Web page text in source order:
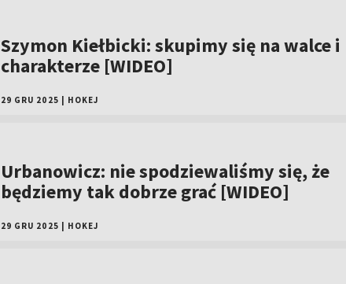
Szymon Kiełbicki: skupimy się na walce i
charakterze [WIDEO]
29 GRU 2025 HOKEJ
Urbanowicz: nie spodziewaliśmy się, że
będziemy tak dobrze grać [WIDEO]
29 GRU 2025 HOKEJ